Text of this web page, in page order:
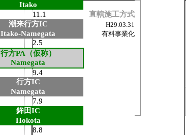
Itako
11.1
直轄施工方式
潮来行方IC
H29.03.31
Itako-Namegata 有料事業化
2.5
行方PA（仮称）
Namegata
9.4
行方IC
Namegata
7.9
鉾田IC
Hokota
8.8